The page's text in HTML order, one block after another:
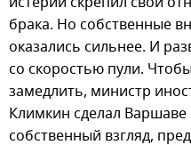
брака. Но собственные
оказались сильнее. И
со скоростью пули.
замедлить, министр
Климкин сделал
собственный взгляд,